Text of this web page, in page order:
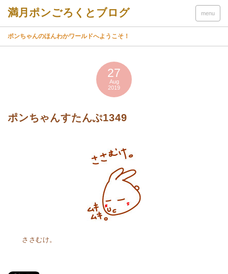
menu
ポンちゃんのほんわかワールドへようこそ！
27
Aug
2019
ポンちゃんすたんぷ1349
ささむけ。